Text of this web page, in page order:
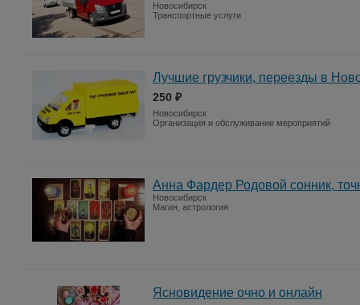
Новосибирск
Транспортные услуги
Лучшие грузчики, переезды в
250 ₽
Новосибирск
Организация и обслуживание мероприятий
Анна Фардер Родовой сонник,
Новосибирск
Магия, астрология
Ясновидение очно и онлайн